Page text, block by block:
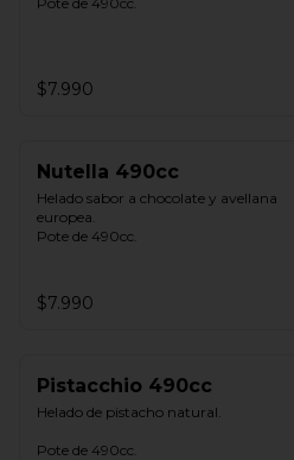
$7.990
Nutella 490cc
Helado sabor a chocolate y avellana
europea.
Pote de 490cc.
$7.990
Pistacchio 490cc
Helado de pistacho natural.
Pote de 490cc.